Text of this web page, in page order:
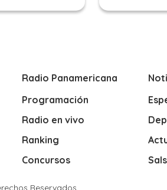
Radio Panamericana
Programación
Radio en vivo
Ranking
Concursos
Reservados.